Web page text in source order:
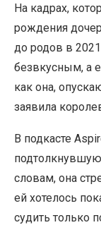
На кадрах,
рождения
до родов в
безвкусным, а
как она,
заявила
В подкасте
словам, она
ей хотелось
судить только